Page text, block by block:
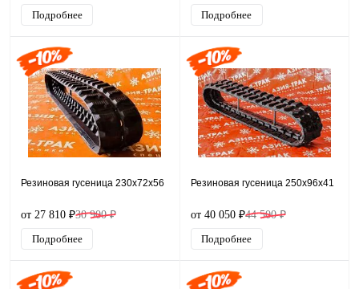
Подробнее
Подробнее
Резиновая гусеница 230x72x56
от 27 810 ₽30 900 ₽
Подробнее
Резиновая гусеница 250x96x41
от 40 050 ₽44 500 ₽
Подробнее